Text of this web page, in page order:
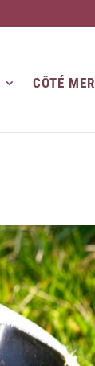
CÔTÉ MER